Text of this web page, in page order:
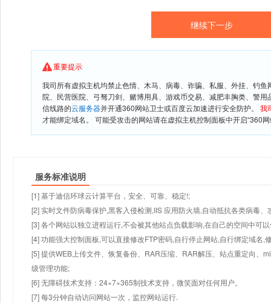
重要提示
我司所有虚拟主机均禁止色情、木马、病毒、诈骗、私服、外挂、钓
院、民营医院、弓驽刀剑、赌博用具、游戏币交易、减肥丰胸类、警
信线路的云服务器并开通360网站卫士或百度云加速进行安全防护。 我
才能绑定域名。 可能受攻击的网站请在虚拟主机控制面板中开启“360
服务标准说明
[1] 基于迪信环球云计算平台，安全、可靠、稳定!;
[2] 实时文件防病毒保护,黑客入侵检测,IIS 应用防火墙,自动抵抗各类病毒、
[3] 各个网站以独立进程运行,不会被其他站点负载影响,在自己的空间中可
[4] 功能强大控制面板,可以直接修改FTP密码,自行停止网站,自行绑定域名,
[5] 提供WEB上传文件、恢复备份、RAR压缩、RAR解压、站点重定向、
级管理功能;
[6] 无障碍技术支持：24×7×365制技术支持，微笑面对任何用户。
[7] 每3分钟自动访问网站一次，监控网站运行.